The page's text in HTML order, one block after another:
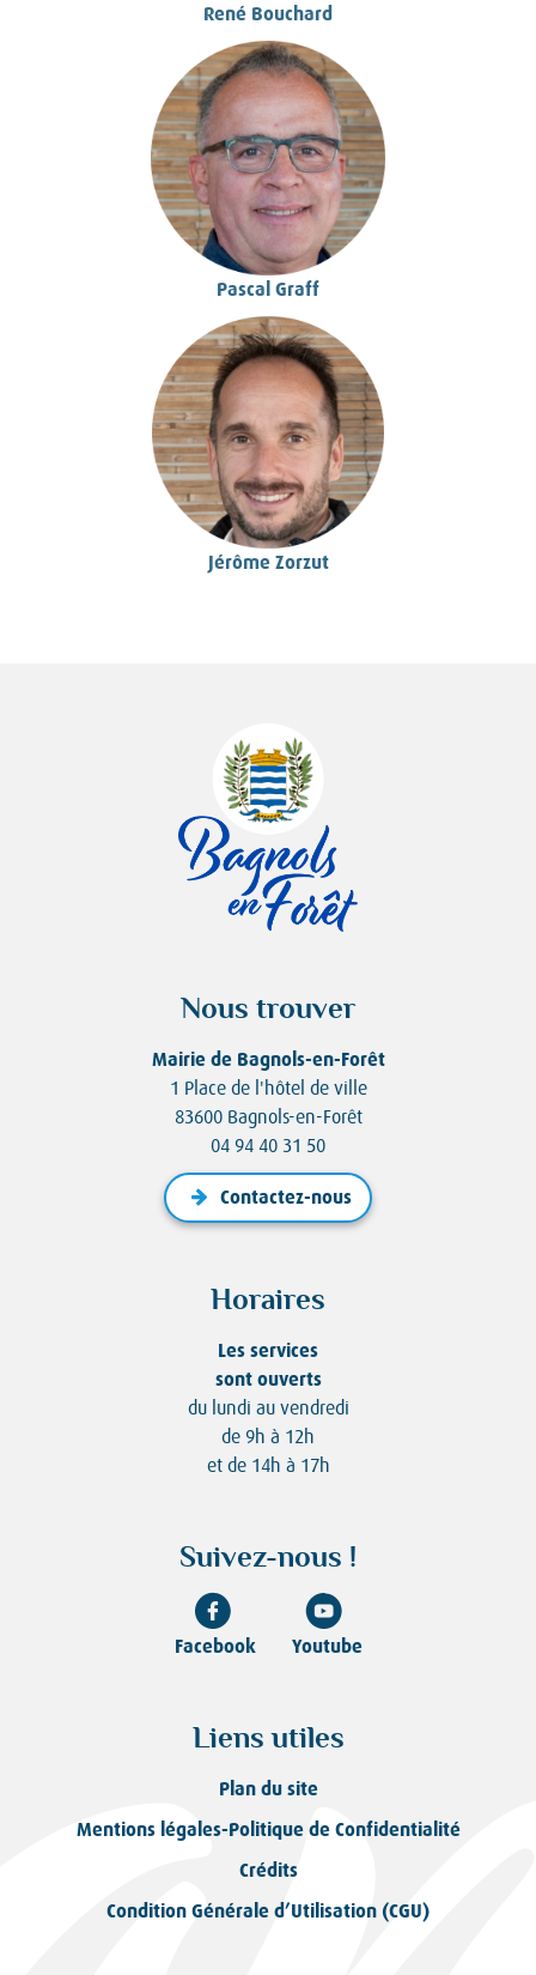
René Bouchard
Pascal Graff
Jérôme Zorzut
Nous trouver
Mairie de Bagnols-en-Forêt
1 Place de l'hôtel de ville
83600 Bagnols-en-Forêt
04 94 40 31 50
Contactez-nous
Horaires
Les services
sont ouverts
du lundi au vendredi
de 9h à 12h
et de 14h à 17h
Suivez-nous !
Facebook Youtube
Liens utiles
Plan du site
Mentions légales-Politique de Confidentialité
Crédits
Condition Générale d’Utilisation (CGU)